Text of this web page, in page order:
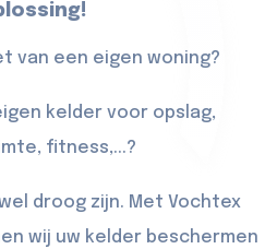
van een eigen woning?
kelder voor opslag,
fitness,...?
droog zijn. Met Vochtex
wij uw kelder beschermen